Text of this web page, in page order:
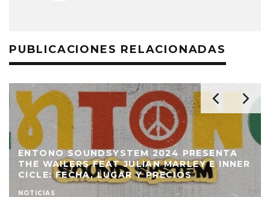
PUBLICACIONES RELACIONADAS
TODO LO QUE DEBES SABER DE LA
PELÍCULA BIOGRÁFICA DE BOB MARLEY:
‘ONE LOVE’, ADEMÁS ESCUCHA LA BANDA
SONORA
UNCATEGORIZED